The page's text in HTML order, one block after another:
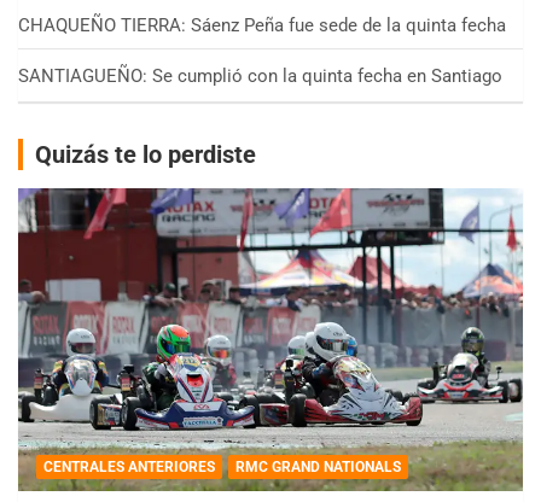
CHAQUEÑO TIERRA: Sáenz Peña fue sede de la quinta fecha
SANTIAGUEÑO: Se cumplió con la quinta fecha en Santiago
Quizás te lo perdiste
CENTRALES ANTERIORES RMC GRAND NATIONALS